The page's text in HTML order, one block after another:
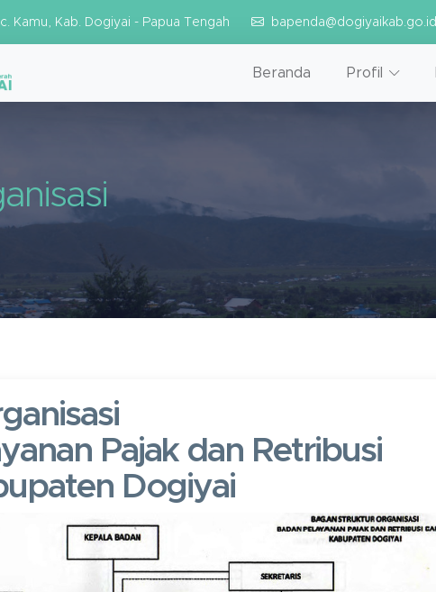
Kamu, Kab. Dogiyai - Papua Tengah bapenda@dogiyaikab.go.id
Beranda Profil
Pajak dan Retribusi
Dogiyai